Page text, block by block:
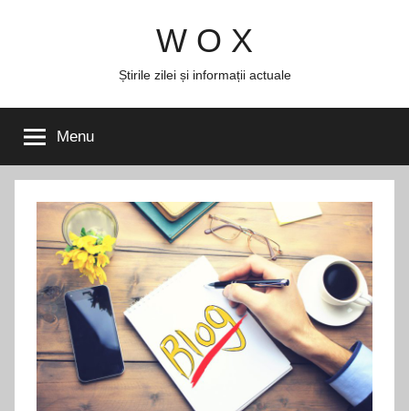
W O X
Știrile zilei și informații actuale
Menu